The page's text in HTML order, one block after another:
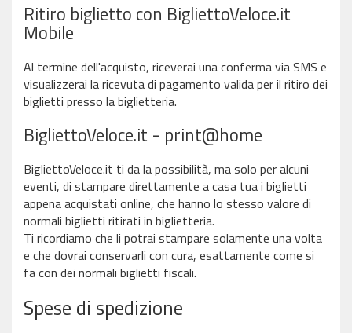
Ritiro biglietto con BigliettoVeloce.it
Mobile
Al termine dell'acquisto, riceverai una conferma via SMS e
visualizzerai la ricevuta di pagamento valida per il ritiro dei
biglietti presso la biglietteria.
BigliettoVeloce.it - print@home
BigliettoVeloce.it ti da la possibilità, ma solo per alcuni
eventi, di stampare direttamente a casa tua i biglietti
appena acquistati online, che hanno lo stesso valore di
normali biglietti ritirati in biglietteria.
Ti ricordiamo che li potrai stampare solamente una volta
e che dovrai conservarli con cura, esattamente come si
fa con dei normali biglietti fiscali.
Spese di spedizione